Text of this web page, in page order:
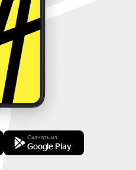
Скачать из
Google Play